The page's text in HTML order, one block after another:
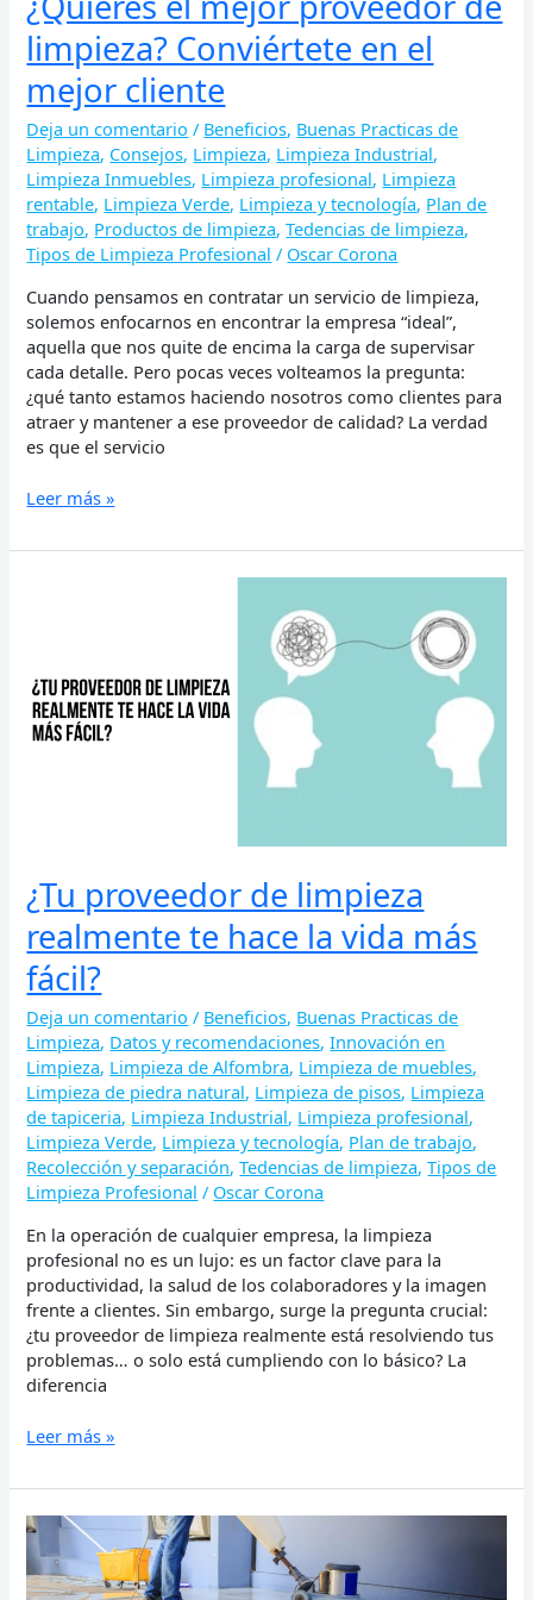
limpieza? Conviértete en el
mejor cliente
Deja un comentario / Beneficios, Buenas Practicas de
Limpieza, Consejos, Limpieza, Limpieza Industrial,
Limpieza Inmuebles, Limpieza profesional, Limpieza
rentable, Limpieza Verde, Limpieza y tecnología, Plan de
trabajo, Productos de limpieza,Tedencias de limpieza,
Tipos de Limpieza Profesional / Oscar Corona
Cuando pensamos en contratar un servicio de limpieza,
solemos enfocarnos en encontrar la empresa “ideal”,
aquella que nos quite de encima la carga de supervisar
cada detalle. Pero pocas veces volteamos la pregunta:
¿qué tanto estamos haciendo nosotros como clientes para
atraer y mantener a ese proveedor de calidad? La verdad
es que el servicio
Leer más »
¿Tu proveedor de limpieza
realmente te hace la vida más
fácil?
Deja un comentario / Beneficios, Buenas Practicas de
Limpieza, Datos y recomendaciones,Innovación en
Limpieza, Limpieza de Alfombra, Limpieza de muebles,
Limpieza de piedra natural, Limpieza de pisos, Limpieza
de tapiceria, Limpieza Industrial, Limpieza profesional,
Limpieza Verde, Limpieza y tecnología, Plan de trabajo,
Recolección y separación,Tedencias de limpieza,Tipos de
Limpieza Profesional / Oscar Corona
En la operación de cualquier empresa, la limpieza
profesional no es un lujo: es un factor clave para la
productividad, la salud de los colaboradores y la imagen
frente a clientes. Sin embargo, surge la pregunta crucial:
¿tu proveedor de limpieza realmente está resolviendo tus
problemas… o solo está cumpliendo con lo básico? La
diferencia
realmente
te
hace
Leer más »
Limpieza
Preventiva
en